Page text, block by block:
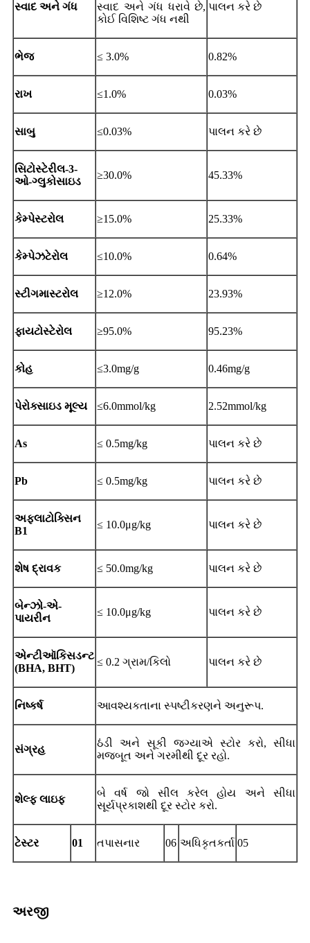
સ્વાદ અને ગંધ
સ્વાદ અને ગંધ ધરાવે છે,
કોઈ વિશિષ્ટ ગંધ નથી
પાલન કરે છે
ભેજ ≤ 3.0% 0.82%
રાખ ≤1.0% 0.03%
સાબુ ≤0.03% પાલન કરે છે
સિટોસ્ટેરીલ-3-
ઓ-ગ્લુકોસાઇડ
≥30.0% 45.33%
કેમ્પેસ્ટરોલ ≥15.0% 25.33%
કેમ્પેઝટેરોલ ≤10.0% 0.64%
સ્ટીગમાસ્ટરોલ ≥12.0% 23.93%
ફાયટોસ્ટેરોલ ≥95.0% 95.23%
કોહ ≤3.0mg/g 0.46mg/g
પેરોક્સાઇડ મૂલ્ય ≤6.0mmol/kg 2.52mmol/kg
As ≤ 0.5mg/kg પાલન કરે છે
Pb ≤ 0.5mg/kg પાલન કરે છે
અફલાટોક્સિન
B1
≤ 10.0μg/kg પાલન કરે છે
શેષ દ્રાવક ≤ 50.0mg/kg પાલન કરે છે
બેન્ઝો-એ-
પાયરીન
≤ 10.0μg/kg પાલન કરે છે
એન્ટીઑકિસડન્ટ
(BHA, BHT)
≤ 0.2 ગ્રામ/કિલો પાલન કરે છે
નિષ્કર્ષ આવશ્યકતાના સ્પષ્ટીકરણને અનુરૂપ.
સંગ્રહ
ઠંડી અને સૂકી જગ્યાએ સ્ટોર કરો, સીધા
મજબૂત અને ગરમીથી દૂર રહો.
શેલ્ફ લાઇફ
બે વર્ષ જો સીલ કરેલ હોય અને સીધા
સૂર્યપ્રકાશથી દૂર સ્ટોર કરો.
ટેસ્ટર 01 તપાસનાર 06 અધિકૃતકર્તા 05
અરજી